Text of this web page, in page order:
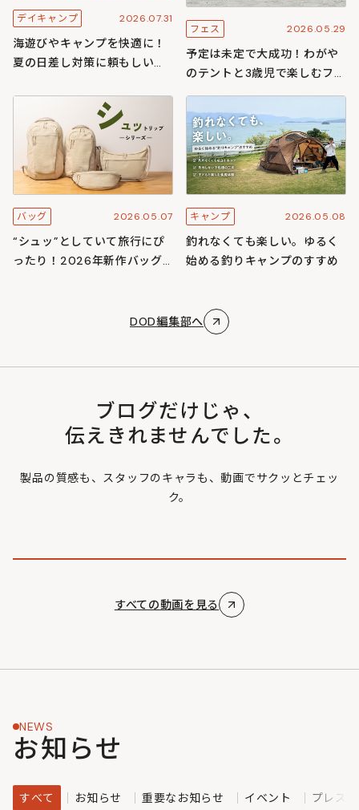
デイキャンプ 2026.07.31
海遊びやキャンプを快適に！
夏の日差し対策に頼もしいワ
ズ
フェス 2026.05.29
予定は未定で大成功！わがや
のテントと3歳児で楽しむフェ
スキャンプ
バッグ 2026.05.07
“シュッ”としていて旅行にぴ
ったり！2026年新作バッグ
キャンプ 2026.05.08
釣れなくても楽しい。ゆるく
始める釣りキャンプのすすめ
DOD編集部へ
ブログだけじゃ、
伝えきれませんでした。
製品の質感も、スタッフのキャラも、動画でサクッとチェッ
ク。
すべての動画を見る
NEWS
お知らせ
すべて お知らせ 重要なお知らせ イベント プレス